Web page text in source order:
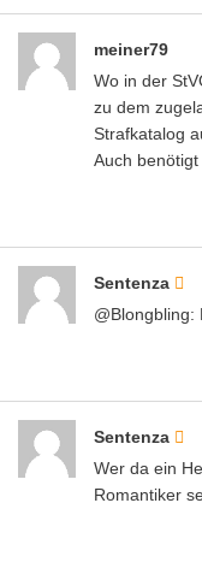
Romantiker
Also Herz